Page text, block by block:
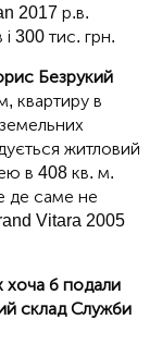
2017 р.в.
300 тис. грн.
Безрукий
квартиру в
житловий
в 408 кв. м.
де саме не
Vitara 2005
хоча б подали
склад Служби